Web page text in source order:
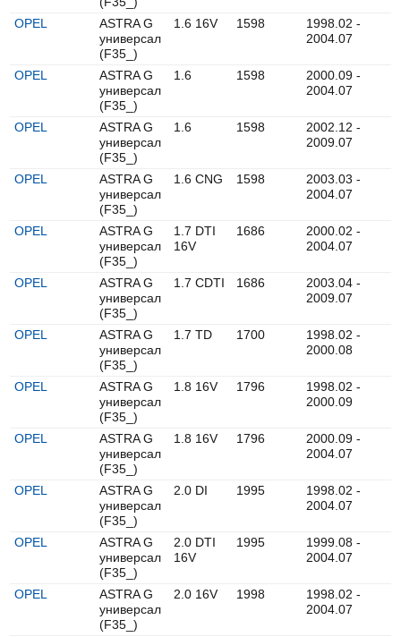
OPEL
ASTRA G
универсал
(F35_)
1.6 16V 1598
1998.02 -
2004.07
OPEL
ASTRA G
универсал
(F35_)
1.6 1598
2000.09 -
2004.07
OPEL
ASTRA G
универсал
(F35_)
1.6 1598
2002.12 -
2009.07
OPEL
ASTRA G
универсал
(F35_)
1.6 CNG 1598
2003.03 -
2004.07
OPEL
ASTRA G
универсал
(F35_)
1.7 DTI
16V
1686
2000.02 -
2004.07
OPEL
ASTRA G
универсал
(F35_)
1.7 CDTI 1686
2003.04 -
2009.07
OPEL
ASTRA G
универсал
(F35_)
1.7 TD 1700
1998.02 -
2000.08
OPEL
ASTRA G
универсал
(F35_)
1.8 16V 1796
1998.02 -
2000.09
OPEL
ASTRA G
универсал
(F35_)
1.8 16V 1796
2000.09 -
2004.07
OPEL
ASTRA G
универсал
(F35_)
2.0 DI 1995
1998.02 -
2004.07
OPEL
ASTRA G
универсал
(F35_)
2.0 DTI
16V
1995
1999.08 -
2004.07
OPEL
ASTRA G
универсал
(F35_)
2.0 16V 1998
1998.02 -
2004.07